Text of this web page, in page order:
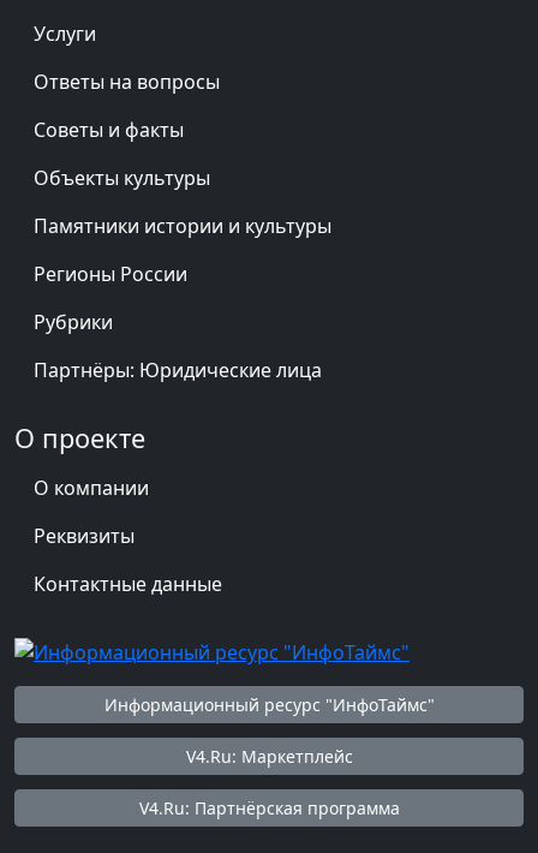
Услуги
Ответы на вопросы
Советы и факты
Объекты культуры
Памятники истории и культуры
Регионы России
Рубрики
Партнёры: Юридические лица
О проекте
О компании
Реквизиты
Контактные данные
Информационный ресурс "ИнфоТаймс"
V4.Ru: Маркетплейс
V4.Ru: Партнёрская программа